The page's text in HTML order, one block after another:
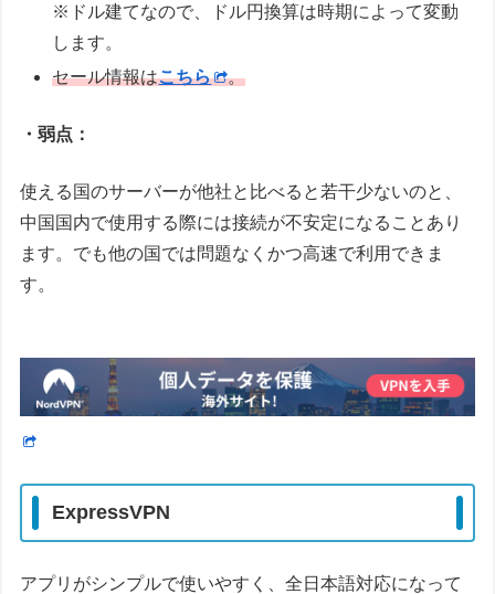
※ドル建てなので、ドル円換算は時期によって変動
します。
セール情報はこちら 。
・弱点：
使える国のサーバーが他社と比べると若干少ないのと、
中国国内で使用する際には接続が不安定になることあり
ます。でも他の国では問題なくかつ高速で利用できま
す。
ExpressVPN
アプリがシンプルで使いやすく、全日本語対応になって